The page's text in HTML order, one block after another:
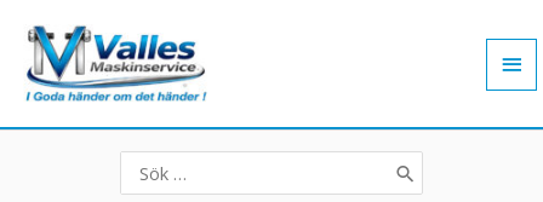
innehåll
Search
for: